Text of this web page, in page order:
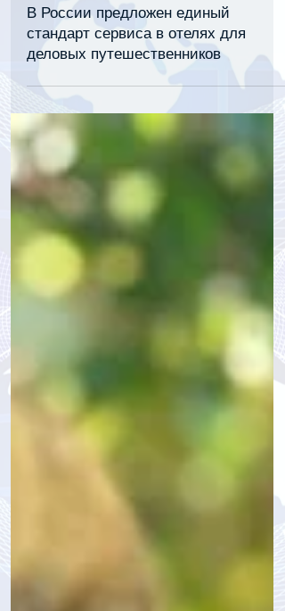
31 окт. 2025 г.
2 мин. чтения
В России предложен единый
стандарт сервиса в отелях для
деловых путешественников